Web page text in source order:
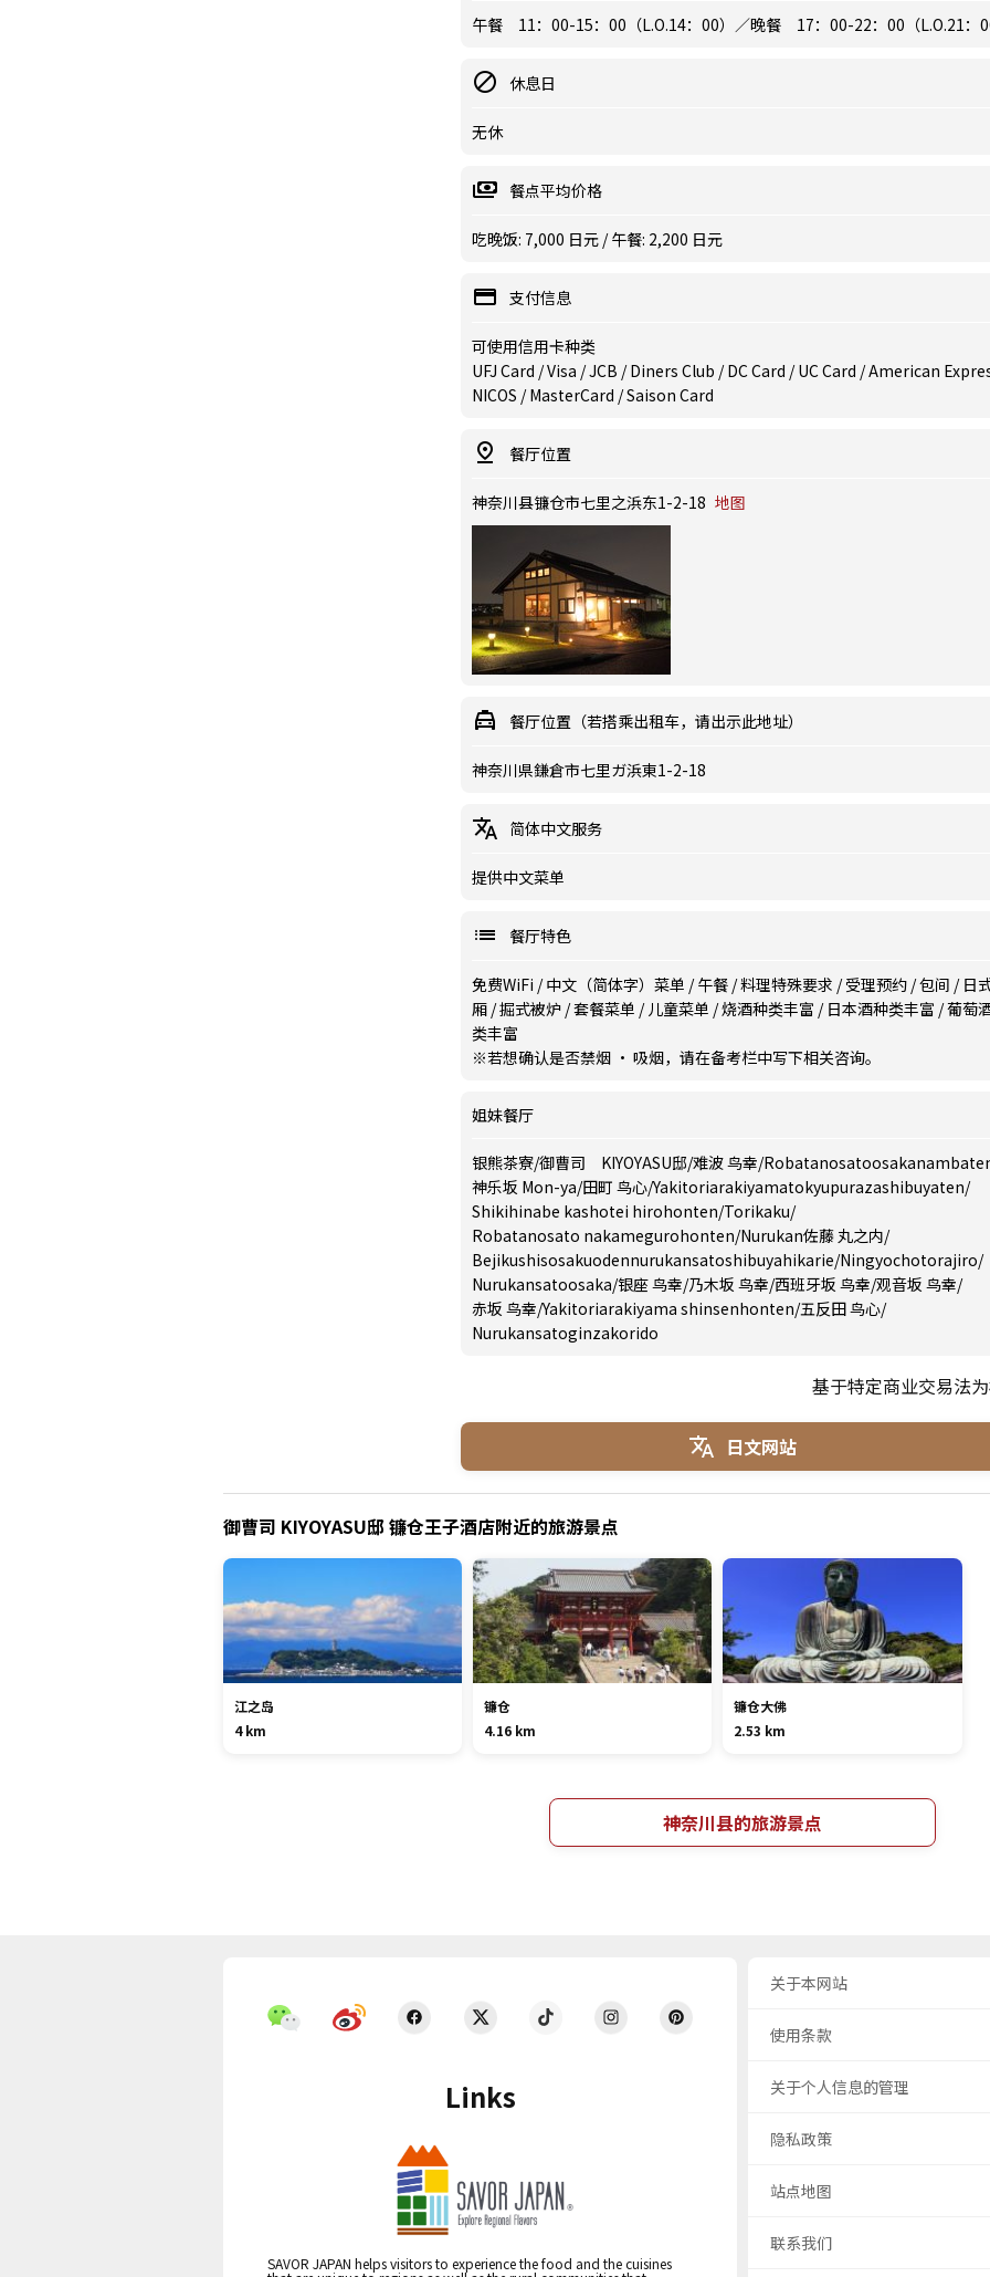
午餐 11：00-15：00（L.O.14：00）／晚餐 17：00-22：00（L.O.21：
休息日
无休
餐点平均价格
吃晚饭: 7,000 日元 / 午餐: 2,200 日元
支付信息
可使用信用卡种类
UFJ Card / Visa / JCB / Diners Club / DC Card / UC Card / American
NICOS / MasterCard / Saison Card
餐厅位置
神奈川县镰仓市七里之浜东1-2-18 地图
餐厅位置（若搭乘出租车，请出示此地址）
神奈川県鎌倉市七里ガ浜東1-2-18
简体中文服务
提供中文菜单
餐厅特色
免费WiFi /中文（简体字）菜单 /午餐 /料理特殊要求 /受理预约 /包间 / 日
厢 /掘式被炉 /套餐菜单 /儿童菜单 /烧酒种类丰富 / 日本酒种类丰富 /葡萄
类丰富
※若想确认是否禁烟 · 吸烟，请在备考栏中写下相关咨询。
姐妹餐厅
银熊茶寮/御曹司 KIYOYASU邸/难波 鸟幸/
神乐坂 Mon-ya/田町 鸟心/Yakitoriarakiyamatokyupurazashibuyaten/
Shikihinabe kashotei hirohonten/Torikaku/
Robatanosato nakamegurohonten/Nurukan佐藤 丸之内/
Bejikushisosakuodennurukansatoshibuyahikarie/Ningyochotorajiro/
Nurukansatoosaka/银座 鸟幸/乃木坂 鸟幸/西班牙坂 鸟幸/观音坂 鸟幸/
赤坂 鸟幸/Yakitoriarakiyama shinsenhonten/五反田 鸟心/
Nurukansatoginzakorido
基于特定商业交易法
日文网站
御曹司 KIYOYASU邸 镰仓王子酒店附近的旅游景点
江之岛
4 km
镰仓
4.16 km
镰仓大佛
2.53 km
神奈川县的旅游景点
Links
SAVOR JAPAN helps visitors to experience the food and the cuisines
关于本网站
使用条款
关于个人信息的管理
隐私政策
站点地图
联系我们